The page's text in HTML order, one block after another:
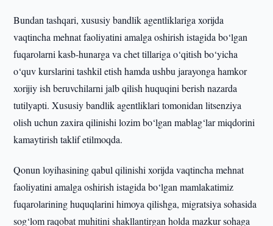
Bundan tashqari, xususiy bandlik agentliklariga xorijda
vaqtincha mehnat faoliyatini amalga oshirish istagida bo‘lgan
fuqarolarni kasb-hunarga va chet tillariga o‘qitish bo‘yicha
o‘quv kurslarini tashkil etish hamda ushbu jarayonga hamkor
xorijiy ish beruvchilarni jalb qilish huquqini berish nazarda
tutilyapti. Xususiy bandlik agentliklari tomonidan litsenziya
olish uchun zaxira qilinishi lozim bo‘lgan mablag‘lar miqdorini
kamaytirish taklif etilmoqda.
Qonun loyihasining qabul qilinishi xorijda vaqtincha mehnat
faoliyatini amalga oshirish istagida bo‘lgan mamlakatimiz
fuqarolarining huquqlarini himoya qilishga, migratsiya sohasida
sog‘lom raqobat muhitini shakllantirgan holda mazkur sohaga